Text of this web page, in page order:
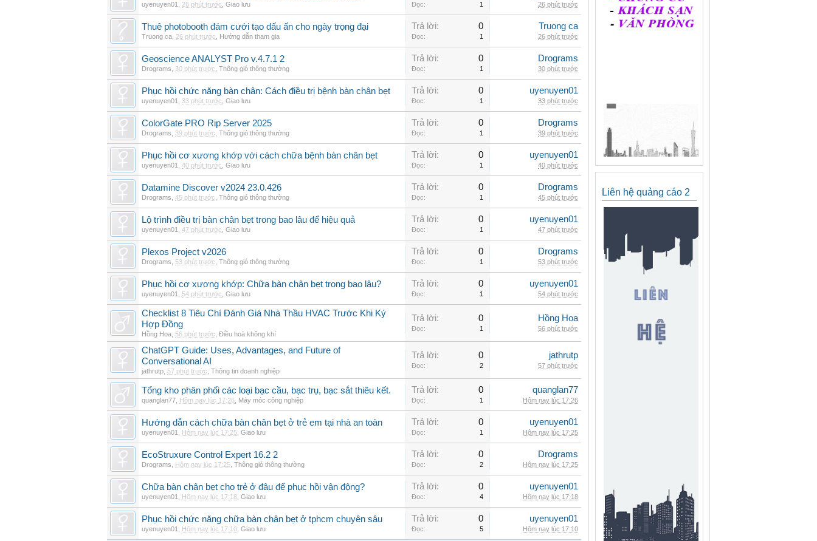
uyenuyen01 26 phút trước Giao lưu Đọc: 1 26 phút trước
Thuê photobooth đám cưới tạo dấu ấn cho ngày trọng đại
Truong ca 26 phút trước Hướng dẫn tham gia
Trả lời: 0
Đọc: 1
Truong ca
26 phút trước
Geoscience ANALYST Pro v.4.7.1 2
Drograms 30 phút trước Thông gió thông thường
Trả lời: 0
Đọc: 1
Drograms
30 phút trước
Phục hồi chức năng bàn chân: Cách điều trị bệnh bàn chân bẹt
uyenuyen01 33 phút trước Giao lưu
Trả lời: 0
Đọc: 1
uyenuyen01
33 phút trước
ColorGate PRO Rip Server 2025
Drograms 39 phút trước Thông gió thông thường
Trả lời: 0
Đọc: 1
Drograms
39 phút trước
Phục hồi cơ xương khớp với cách chữa bệnh bàn chân bẹt
uyenuyen01 40 phút trước Giao lưu
Trả lời: 0
Đọc: 1
uyenuyen01
40 phút trước
Datamine Discover v2024 23.0.426
Drograms 45 phút trước Thông gió thông thường
Trả lời: 0
Đọc: 1
Drograms
45 phút trước
Lộ trình điều trị bàn chân bẹt trong bao lâu để hiệu quả
uyenuyen01 47 phút trước Giao lưu
Trả lời: 0
Đọc: 1
uyenuyen01
47 phút trước
Plexos Project v2026
Drograms 53 phút trước Thông gió thông thường
Trả lời: 0
Đọc: 1
Drograms
53 phút trước
Phục hồi cơ xương khớp: Chữa bàn chân bẹt trong bao lâu?
uyenuyen01 54 phút trước Giao lưu
Trả lời: 0
Đọc: 1
uyenuyen01
54 phút trước
Checklist 8 Tiêu Chí Đánh Giá Nhà Thầu HVAC Trước Khi Ký
Hợp Đồng
Hồng Hoa 56 phút trước Điều hoà không khí
Trả lời: 0
Đọc: 1
Hồng Hoa
56 phút trước
ChatGPT Guide: Uses, Advantages, and Future of
Conversational AI
jathrutp 57 phút trước Thông tin doanh nghiệp
Trả lời: 0
Đọc: 2
jathrutp
57 phút trước
Tổng kho phân phối các loại bạc cầu, bạc trụ, bạc sắt thiêu kết.
quanglan77 Hôm nay lúc 17:26 Máy móc công nghiệp
Trả lời: 0
Đọc: 1
quanglan77
Hôm nay lúc 17:26
Hướng dẫn cách chữa bàn chân bẹt ở trẻ em tại nhà an toàn
uyenuyen01 Hôm nay lúc 17:25 Giao lưu
Trả lời: 0
Đọc: 1
uyenuyen01
Hôm nay lúc 17:25
EcoStruxure Control Expert 16.2 2
Drograms Hôm nay lúc 17:25 Thông gió thông thường
Trả lời: 0
Đọc: 2
Drograms
Hôm nay lúc 17:25
Chữa bàn chân bẹt cho trẻ ở đâu để phục hồi vận động?
uyenuyen01 Hôm nay lúc 17:18 Giao lưu
Trả lời: 0
Đọc: 4
uyenuyen01
Hôm nay lúc 17:18
Phục hồi chức năng chữa bàn chân bẹt ở tphcm chuyên sâu
uyenuyen01 Hôm nay lúc 17:10 Giao lưu
Trả lời: 0
Đọc: 5
uyenuyen01
Hôm nay lúc 17:10
Liên hệ quảng cáo 2